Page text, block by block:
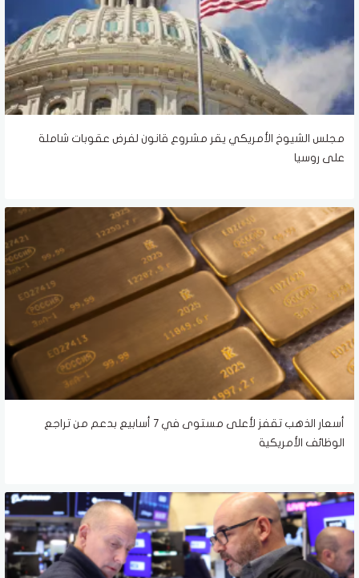
مجلس الشيوخ الأمريكي يقر مشروع قانون لفرض عقوبات شاملة
على روسيا
أسعار الذهب تقفز لأعلى مستوى في 7 أسابيع بدعم من تراجع
الوظائف الأمريكية